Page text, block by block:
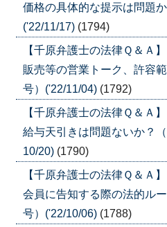
価格の具体的な提示は問題
('22/11/17) (1794)
【千原弁護士の法律Ｑ＆
販売等の営業トーク、許容
号）('22/11/04) (1792)
【千原弁護士の法律Ｑ＆
給与天引きは問題ないか？
10/20) (1790)
【千原弁護士の法律Ｑ＆
会員に告知する際の法的ル
号）('22/10/06) (1788)